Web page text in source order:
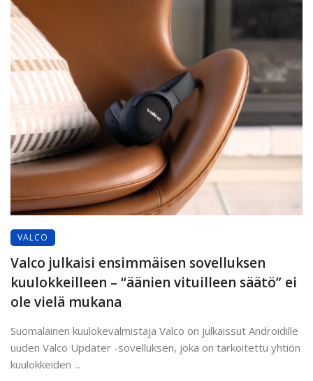
VALCO
Valco julkaisi ensimmäisen sovelluksen
kuulokkeilleen – “äänien vituilleen säätö” ei
ole vielä mukana
Suomalainen kuulokevalmistaja Valco on julkaissut Androidille
uuden Valco Updater -sovelluksen, joka on tarkoitettu yhtiön
kuulokkeiden ...